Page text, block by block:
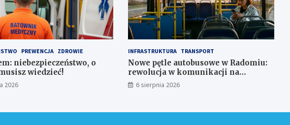
PREWENCJA ZDROWIE
niebezpieczeństwo, o
wiedzieć!
2026
INFRASTRUKTURA TRANSPORT
Nowe pętle autobusowe w Radomiu:
rewolucja w komunikacji na
Wośnikach, Pruszakowie i Zamłyniu
6 sierpnia 2026